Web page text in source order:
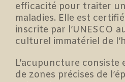
efficacité pour traiter
maladies. Elle est
inscrite par l’UNESCO
culturel immatériel de
L’acupuncture
de zones précises de